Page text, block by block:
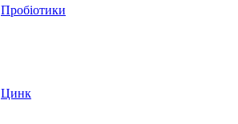
Пробіотики
Цинк